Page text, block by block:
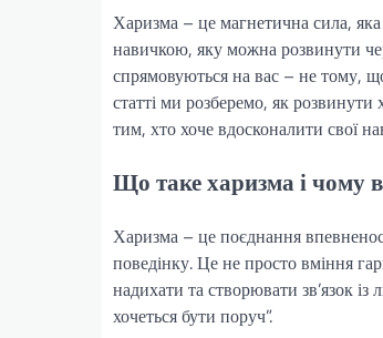
Харизма – це магнетична сила,
навичкою, яку можна розвинути
спрямовуються на вас – не тому,
статті ми розберемо, як
тим, хто хоче вдосконалити свої
Що таке харизма і чому
Харизма – це поєднання
поведінку. Це не просто вміння
надихати та створювати зв’язок
хочеться бути поруч”.